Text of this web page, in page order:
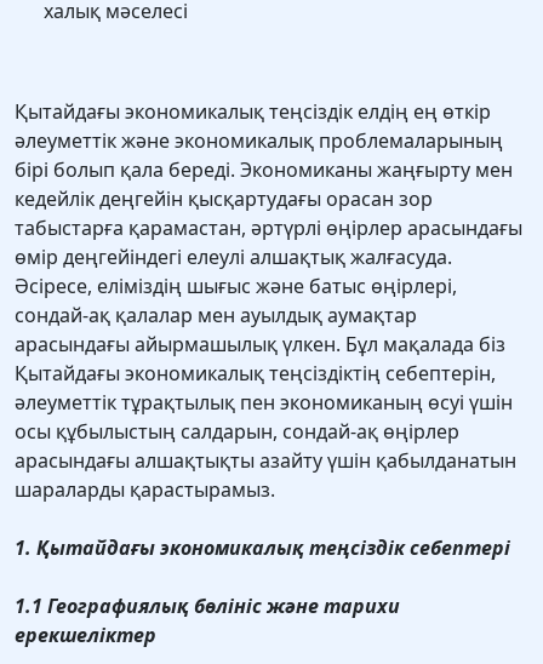
халық мәселесі
Қытайдағы экономикалық теңсіздік елдің ең өткір
әлеуметтік және экономикалық проблемаларының
бірі болып қала береді. Экономиканы жаңғырту мен
кедейлiк деңгейiн қысқартудағы орасан зор
табыстарға қарамастан, әртүрлi өңiрлер арасындағы
өмiр деңгейiндегi елеулi алшақтық жалғасуда.
Әсіресе, еліміздің шығыс және батыс өңірлері,
сондай-ақ қалалар мен ауылдық аумақтар
арасындағы айырмашылық үлкен. Бұл мақалада біз
Қытайдағы экономикалық теңсіздіктің себептерін,
әлеуметтік тұрақтылық пен экономиканың өсуі үшін
осы құбылыстың салдарын, сондай-ақ өңірлер
арасындағы алшақтықты азайту үшін қабылданатын
шараларды қарастырамыз.
1. Қытайдағы экономикалық теңсіздік себептері
1.1 Географиялық бөлініс және тарихи
ерекшеліктер